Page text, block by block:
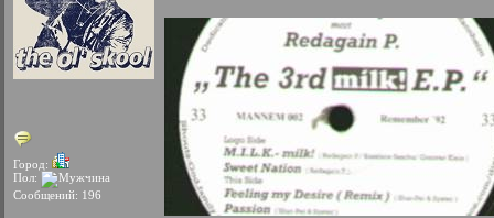
Город:
Пол:
Сообщений: 196